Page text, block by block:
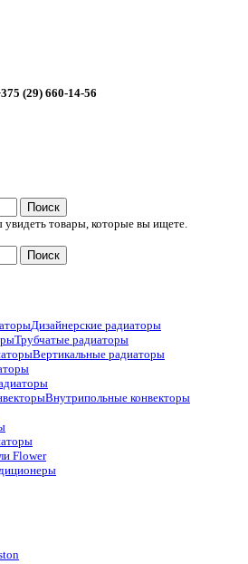
(29) 660-14-56
Поиск
увидеть товары, которые вы ищете.
Поиск
Дизайнерские радиаторы
Трубчатые радиаторы
Вертикальные радиаторы
Внутрипольные конвекторы
Flower